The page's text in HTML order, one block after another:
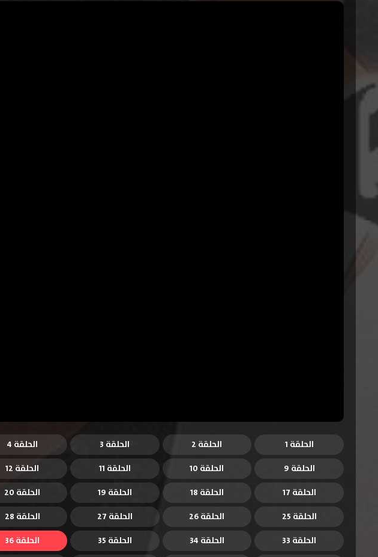
الحلقة 1 الحلقة 2 الحلقة 3 الحلقة 4
الحلقة 9
الحلقة 10 الحلقة 11 الحلقة 12
الحلقة 17
الحلقة 18 الحلقة 19 الحلقة 20
الحلقة 25
الحلقة 26 الحلقة 27 الحلقة 28
الحلقة 33
الحلقة 34 الحلقة 35 الحلقة 36